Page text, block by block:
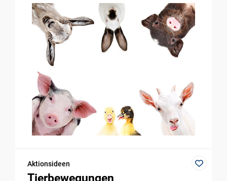
Aktionsideen